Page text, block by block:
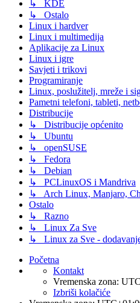
↳ KDE
↳ Ostalo
Linux i hardver
Linux i multimedija
Aplikacije za Linux
Linux i igre
Savjeti i trikovi
Programiranje
Linux, poslužitelj, mreže i
Pametni telefoni, tableti,
Distribucije
↳ Distribucije općenito
↳ Ubuntu
↳ openSUSE
↳ Fedora
↳ Debian
↳ PCLinuxOS i Mandriva
↳ Arch Linux, Manjaro,
Ostalo
↳ Razno
↳ Linux Za Sve
↳ Linux za Sve -
Početna
Kontakt
Vremenska zona:
Izbriši kolačiće